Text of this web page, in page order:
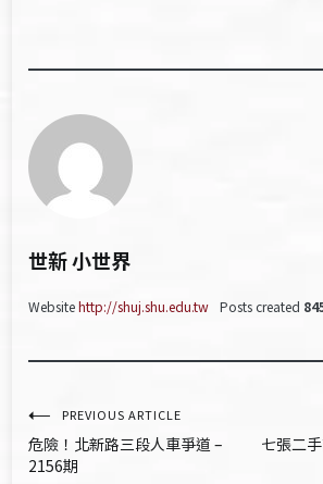
世新 小世界
Websitehttp://shuj.shu.edu.tw Posts created
文
章
PREVIOUS ARTICLE
危險！北新路三段人車爭道 –
2156期
七張二